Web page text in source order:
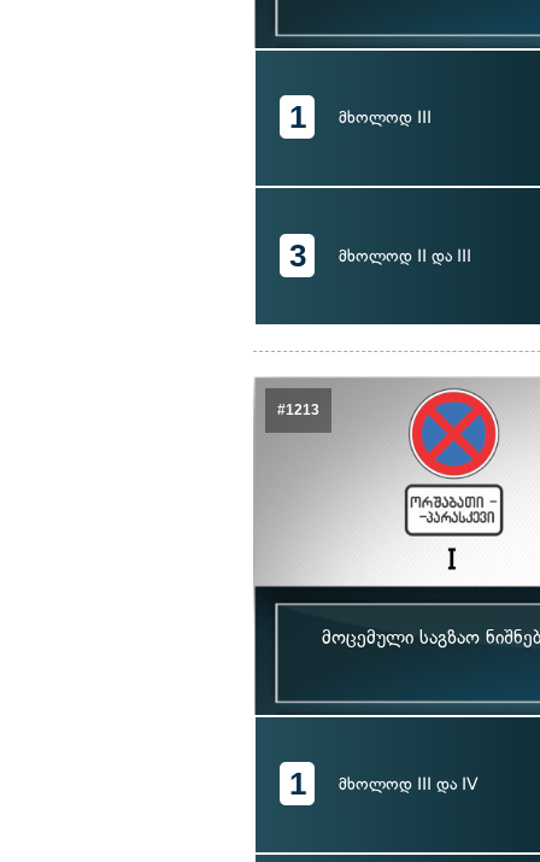
1 მხოლოდ III
3 მხოლოდ II და III
#1213
მოცემული საგზაო
1 მხოლოდ III და IV